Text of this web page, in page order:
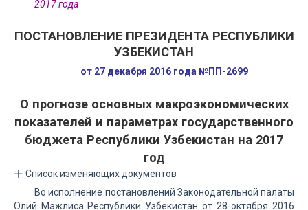
2017 года
ПОСТАНОВЛЕНИЕ ПРЕЗИДЕНТА РЕСПУБЛИКИ
УЗБЕКИСТАН
от 27 декабря 2016 года №ПП-2699
О прогнозе основных макроэкономических
показателей и параметрах государственного
бюджета Республики Узбекистан на 2017
год
Список изменяющих документов
Во исполнение постановлений Законодательной палаты
Олий Мажлиса Республики Узбекистан от 28 октября 2016